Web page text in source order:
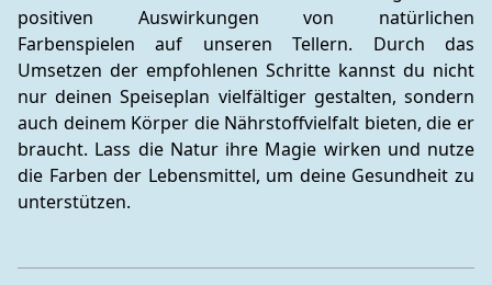
positiven Auswirkungen von natürlichen
Farbenspielen auf unseren Tellern. Durch das
Umsetzen der empfohlenen Schritte kannst du nicht
nur deinen Speiseplan vielfältiger gestalten, sondern
auch deinem Körper die Nährstoffvielfalt bieten, die er
braucht. Lass die Natur ihre Magie wirken und nutze
die Farben der Lebensmittel, um deine Gesundheit zu
unterstützen.